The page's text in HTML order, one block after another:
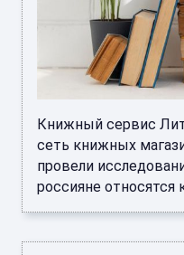
Книжный сервис
сеть книжных
провели
россияне относятся